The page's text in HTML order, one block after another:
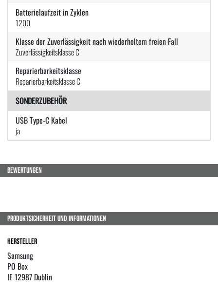
Batterielaufzeit in Zyklen
1200
Klasse der Zuverlässigkeit nach wiederholtem freien Fall
Zuverlässigkeitsklasse C
Reparierbarkeitsklasse
Reparierbarkeitsklasse C
SONDERZUBEHÖR
USB Type-C Kabel
ja
BEWERTUNGEN
PRODUKTSICHERHEIT UND INFORMATIONEN
Hersteller
Samsung
PO Box
IE 12987 Dublin